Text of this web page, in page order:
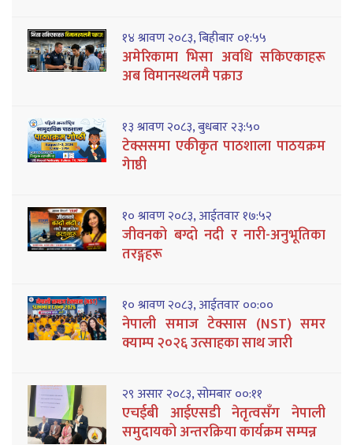
१४ श्रावण २०८३, बिहीबार ०१:५५
अमेरिकामा भिसा अवधि सकिएकाहरू
अब विमानस्थलमै पक्राउ
१३ श्रावण २०८३, बुधबार २३:५०
टेक्ससमा एकीकृत पाठशाला पाठयक्रम
गेाष्ठी
१० श्रावण २०८३, आईतवार १७:५२
जीवनको बग्दो नदी र नारी-अनुभूतिका
तरङ्गहरू
१० श्रावण २०८३, आईतवार ००:००
नेपाली समाज टेक्सास (NST) समर
क्याम्प २०२६ उत्साहका साथ जारी
२९ असार २०८३, सोमबार ००:११
एचईबी आईएसडी नेतृत्वसँग नेपाली
समुदायको अन्तरक्रिया कार्यक्रम सम्पन्न